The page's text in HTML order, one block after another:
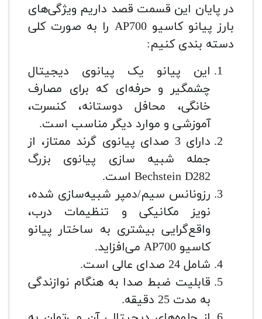
در پایان این قسمت قصد داریم ویژگی‌های
بارز پیانو کاسیو AP700 را به صورت کلی
دسته بندی کنیم:
این پیانو یک پیانوی دیجیتال
چشمگیر و حرفه‌ای که برای مصارف
خانگی، محافل دوستانه، کنسرت،
آموزشی و موارد دیگر مناسب است.
دارای 3 صدای پیانوی گرند ممتاز، از
جمله شبیه سازی پیانوی بزرگ
Bechstein D282 است.
رزونانس سیم/دمپر شبیه‌سازی شده،
نویز مکانیکی و تنظیمات درب،
واقع‌گرایی بیشتری به ساختار پیانو
کاسیو AP700 می‌افزاید.
شامل 24 صدای عالی است.
قابلیت ضبط صدا به هنگام نوازندگی
به مدت 25 دقیقه.